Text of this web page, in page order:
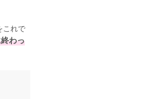
これで
わっ